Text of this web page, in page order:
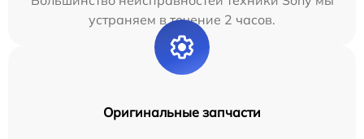
устраняем в течение 2 часов.
Оригинальные запчасти